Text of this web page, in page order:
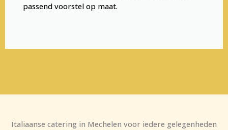
passend voorstel op maat.
Italiaanse catering in Mechelen voor iedere gelegenheden